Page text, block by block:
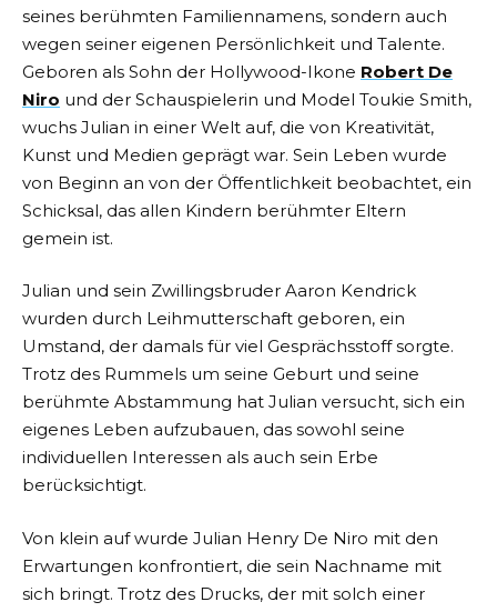
seines berühmten Familiennamens, sondern auch
wegen seiner eigenen Persönlichkeit und Talente.
Geboren als Sohn der Hollywood-Ikone Robert De
Niro und der Schauspielerin und Model Toukie Smith,
wuchs Julian in einer Welt auf, die von Kreativität,
Kunst und Medien geprägt war. Sein Leben wurde
von Beginn an von der Öffentlichkeit beobachtet, ein
Schicksal, das allen Kindern berühmter Eltern
gemein ist.
Julian und sein Zwillingsbruder Aaron Kendrick
wurden durch Leihmutterschaft geboren, ein
Umstand, der damals für viel Gesprächsstoff sorgte.
Trotz des Rummels um seine Geburt und seine
berühmte Abstammung hat Julian versucht, sich ein
eigenes Leben aufzubauen, das sowohl seine
individuellen Interessen als auch sein Erbe
berücksichtigt.
Von klein auf wurde Julian Henry De Niro mit den
Erwartungen konfrontiert, die sein Nachname mit
sich bringt. Trotz des Drucks, der mit solch einer